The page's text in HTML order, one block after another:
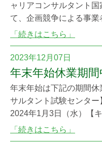
ャリアコンサルタント
て、企画競争による事
コンサルタント国家資
を表明した事業者に対し
単なヒアリングを実施し
「続きはこちら」
2023年12月07日
年末年始休業期
年末年始は下記の期間
サルタント試験センタ
2024年1月3日（水）【
会】 2023年12月27日
「続きはこちら」